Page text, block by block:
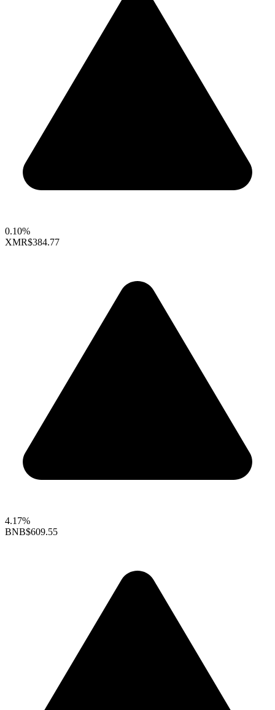
0.10%
XMR$384.77
4.17%
BNB$609.55